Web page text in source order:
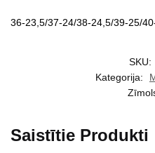
36-23,5/37-24/38-24,5/39-25/
SKU:
Kategorija:
Saistītie Produkti